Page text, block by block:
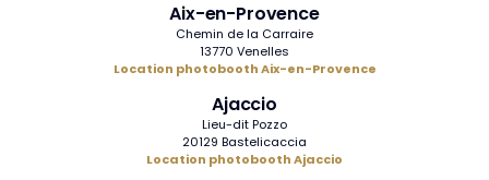
Aix-en-Provence
Chemin de la Carraire
13770 Venelles
Location photobooth Aix-en-Provence
Ajaccio
Lieu-dit Pozzo
20129 Bastelicaccia
Location photobooth Ajaccio